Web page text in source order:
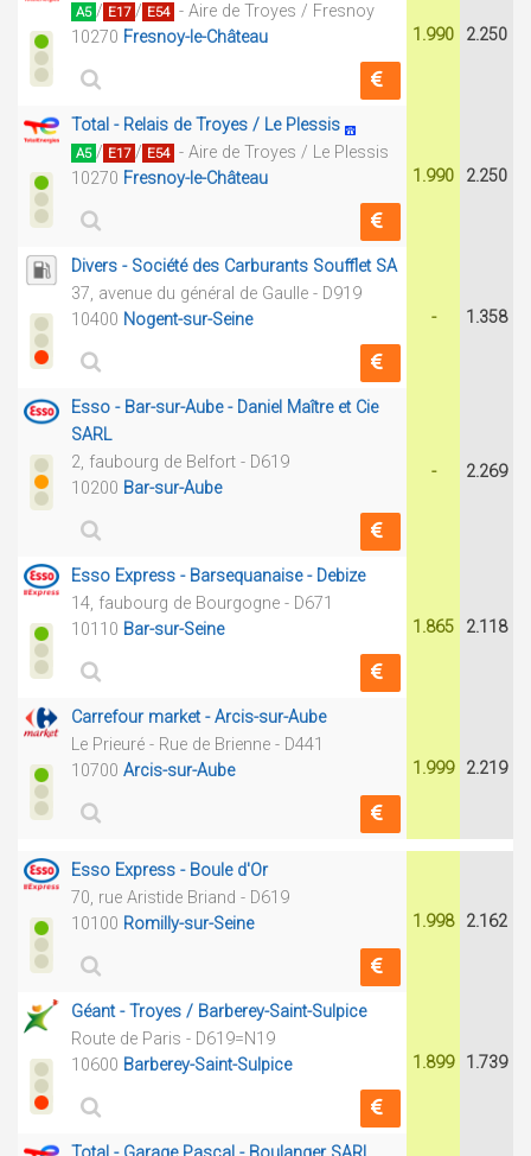
A5 / E17 / E54 - Aire de Troyes / Fresnoy
10270 Fresnoy-le-Château 1.990 2.250
Total - Relais de Troyes / Le Plessis
A5 / E17 / E54 - Aire de Troyes / Le Plessis
10270 Fresnoy-le-Château 1.990 2.250
Divers - Société des Carburants Soufflet SA
37, avenue du général de Gaulle - D919
10400 Nogent-sur-Seine - 1.358
Esso - Bar-sur-Aube - Daniel Maître et Cie
SARL
2, faubourg de Belfort - D619
10200 Bar-sur-Aube
- 2.269
Esso Express - Barsequanaise - Debize
14, faubourg de Bourgogne - D671
10110 Bar-sur-Seine 1.865 2.118
Carrefour market - Arcis-sur-Aube
Le Prieuré - Rue de Brienne - D441
10700 Arcis-sur-Aube 1.999 2.219
Esso Express - Boule d'Or
70, rue Aristide Briand - D619
10100 Romilly-sur-Seine 1.998 2.162
Géant - Troyes / Barberey-Saint-Sulpice
Route de Paris - D619=N19
10600 Barberey-Saint-Sulpice 1.899 1.739